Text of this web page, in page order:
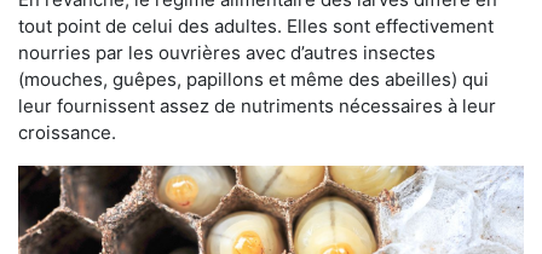
tout point de celui des adultes. Elles sont effectivement
nourries par les ouvrières avec d’autres insectes
(mouches, guêpes, papillons et même des abeilles) qui
leur fournissent assez de nutriments nécessaires à leur
croissance.